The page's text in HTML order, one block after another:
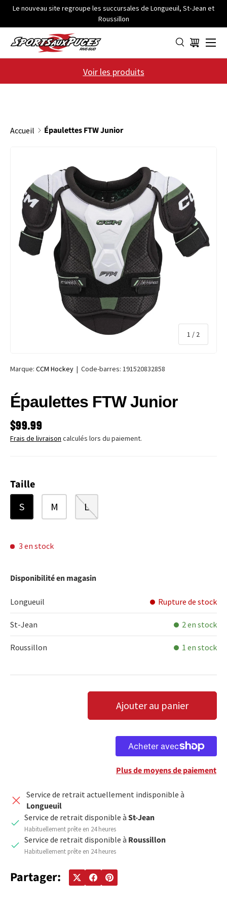
ALLER AU CONTENU
Le nouveau site regroupe les succursales de Longueuil, St-Jean et
Roussillon
Panier
Menu
Voir les produits
Accueil Épaulettes FTW Junior
PASSER AUX INFORMATIONS PRODUITS
1 / de
2
Marque: CCM Hockey | Code-barres: 191520832858
Épaulettes FTW Junior
PRIX HABITUEL
$99.99
Frais de livraison calculés lors du paiement.
Taille
S M L
3 en stock
Disponibilité en magasin
Longueuil Rupture de stock
St-Jean 2 en stock
Roussillon 1 en stock
DIMINUER LA QUANTITÉ
AUGMENTER LA QUANTITÉ
Ajouter au panier
Plus de moyens de paiement
Service de retrait actuellement indisponible à
Longueuil
Service de retrait disponible à St-Jean
Habituellement prête en 24 heures
Service de retrait disponible à Roussillon
Habituellement prête en 24 heures
Partager: